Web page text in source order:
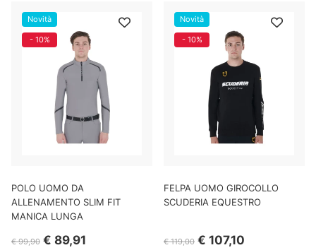
Novità
- 10%
POLO UOMO DA
ALLENAMENTO SLIM FIT
MANICA LUNGA
€ 99,90 € 89,91
Novità
- 10%
FELPA UOMO GIROCOLLO
SCUDERIA EQUESTRO
€ 119,00 € 107,10